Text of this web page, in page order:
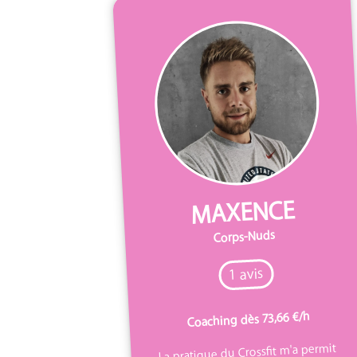
MAXENCE
Corps-Nuds
1 avis
Coaching dès 73,66 €/h